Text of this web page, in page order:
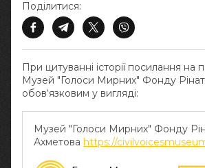
При цитуванні історії посилання
Музей "Голоси Мирних" Фонду
обов‘язковим у вигляді:
Музей "Голоси Мирних" Фонду
Ахметова https://
Поділитися: